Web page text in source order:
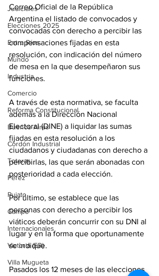
Judiciales
Elecciones 2025
Entre Ríos
Mundo
Industria
Comercio
Reforma Constitucional
Buenos Aires
Cordón Industrial
Totoras
Pérez
Pujato
Campo
Internacionales
Victoria (ER)
Villa Mugueta
Correo Oficial de la República
Argentina el listado de convocados y
convocadas con derecho a percibir las
compensaciones fijadas en esta
resolución, con indicación del número
de mesa en la que desempeñaron sus
funciones.
A través de esta normativa, se faculta
además a la Dirección Nacional
Electoral (DINE) a liquidar las sumas
fijadas en esta resolución a los
ciudadanos y ciudadanas con derecho a
percibirlas, las que serán abonadas con
posterioridad a cada elección.
Por último, se establece que las
personas con derecho a percibir los
viáticos deberán concurrir con su DNI al
lugar y en la forma que oportunamente
se indique.
Pasados los 12 meses de las elecciones